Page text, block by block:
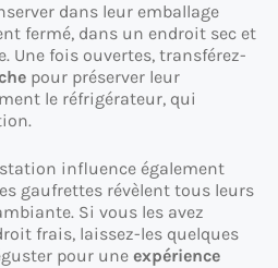
dans leur emballage
fermé, dans un endroit sec et
Une fois ouvertes, transférez-
pour préserver leur
le réfrigérateur, qui
influence également
gaufrettes révèlent tous leurs
Si vous les avez
frais, laissez-les quelques
pour une expérience